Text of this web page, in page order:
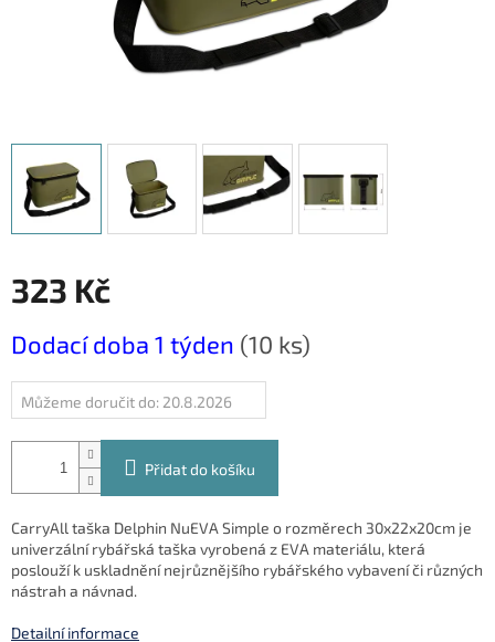
323 Kč
cena:
Dodací doba 1 týden (10 ks)
Můžeme doručit do: 20.8.2026
Přidat do košíku
CarryAll taška Delphin NuEVA Simple o rozměrech 30x22x20cm je
univerzální rybářská taška vyrobená z EVA materiálu, která
poslouží k uskladnění nejrůznějšího rybářského vybavení či různých
nástrah a návnad.
Detailní informace